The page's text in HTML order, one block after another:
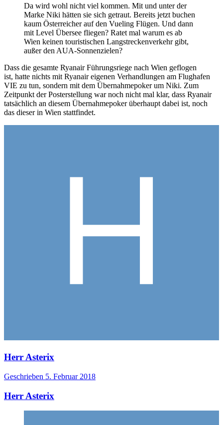
Da wird wohl nicht viel kommen. Mit und unter der
Marke Niki hätten sie sich getraut. Bereits jetzt buchen
kaum Österreicher auf den Vueling Flügen. Und dann
mit Level Übersee fliegen? Ratet mal warum es ab
Wien keinen touristischen Langstreckenverkehr gibt,
außer den AUA-Sonnenzielen?
Dass die gesamte Ryanair Führungsriege nach Wien geflogen
ist, hatte nichts mit Ryanair eigenen Verhandlungen am Flughafen
VIE zu tun, sondern mit dem Übernahmepoker um Niki. Zum
Zeitpunkt der Posterstellung war noch nicht mal klar, dass Ryanair
tatsächlich an diesem Übernahmepoker überhaupt dabei ist, noch
das dieser in Wien stattfindet.
Herr Asterix
Geschrieben 5. Februar 2018
Herr Asterix